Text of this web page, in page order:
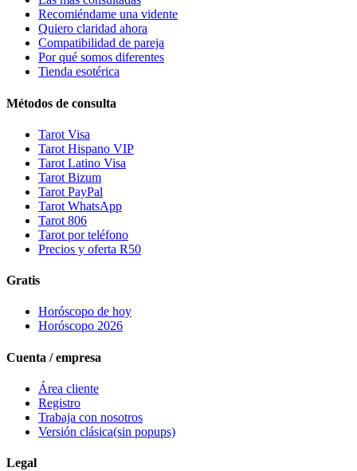
Recomiéndame una vidente
Quiero claridad ahora
Compatibilidad de pareja
Por qué somos diferentes
Tienda esotérica
Métodos de consulta
Tarot Visa
Tarot Hispano VIP
Tarot Latino Visa
Tarot Bizum
Tarot PayPal
Tarot WhatsApp
Tarot 806
Tarot por teléfono
Precios y oferta R50
Gratis
Horóscopo de hoy
Horóscopo 2026
Cuenta / empresa
Área cliente
Registro
Trabaja con nosotros
Versión clásica(sin popups)
Legal